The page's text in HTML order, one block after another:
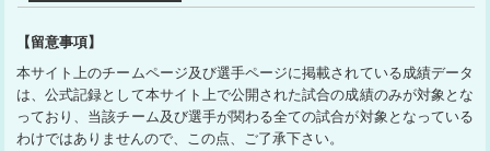
【留意事項】
本サイト上のチームページ及び選手ページに掲載されている成績データ
は、公式記録として本サイト上で公開された試合の成績のみが対象とな
っており、当該チーム及び選手が関わる全ての試合が対象となっている
わけではありませんので、この点、ご了承下さい。